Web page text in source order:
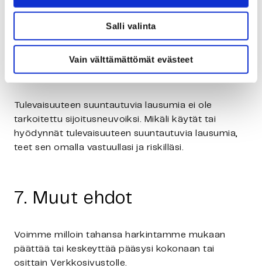
Salli valinta
Vain välttämättömät evästeet
arviot ja lausumat perustuvat tämänhetkisiin
päätöksiin ja suunnitelmiin sekä tällä hetkellä
tiedossa oleviin seikkoihin. Ne sisältävät riskejä ja
epävarmuustekijöitä, joiden toteutuessa yhtiön
tulokset voivat poiketa huomattavasti odotuksista.
Tulevaisuuteen suuntautuvia lausumia ei ole
tarkoitettu sijoitusneuvoiksi. Mikäli käytät tai
hyödynnät tulevaisuuteen suuntautuvia lausumia,
teet sen omalla vastuullasi ja riskilläsi.
7. Muut ehdot
Voimme milloin tahansa harkintamme mukaan
päättää tai keskeyttää pääsysi kokonaan tai
osittain Verkkosivustolle.